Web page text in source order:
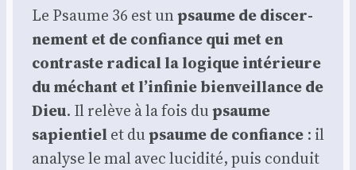
Le Psaume 36 est unpsaume de dis­cer­
ne­ment et de confiancequi met en
contraste radi­cal la logique inté­rieure
du méchant et l’infinie bien­veillance de
Dieu. Il relève à la fois dupsaume
sapien­tielet dupsaume de confiance : il
ana­lyse le mal avec luci­di­té, puis conduit